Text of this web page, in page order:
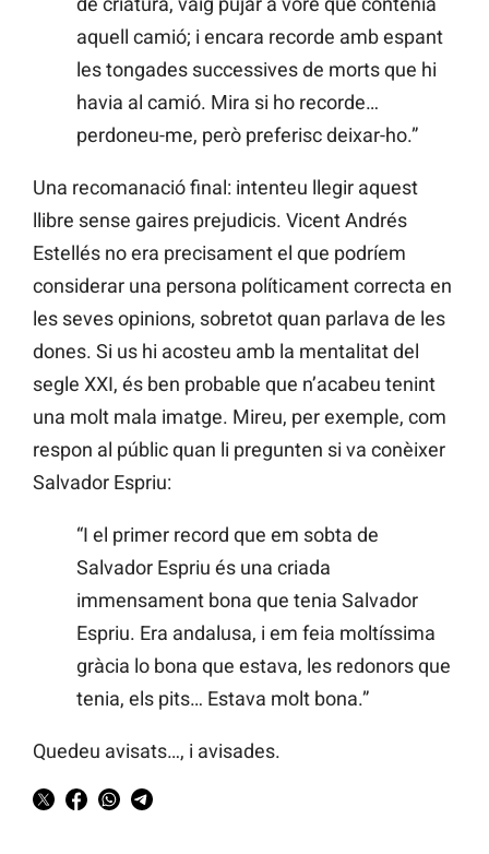
aquell camió; i encara recorde amb espant
les tongades successives de morts que hi
havia al camió. Mira si ho recorde…
perdoneu-me, però preferisc deixar-ho.”
Una recomanació final: intenteu llegir aquest
llibre sense gaires prejudicis. Vicent Andrés
Estellés no era precisament el que podríem
considerar una persona políticament correcta en
les seves opinions, sobretot quan parlava de les
dones. Si us hi acosteu amb la mentalitat del
segle XXI, és ben probable que n’acabeu tenint
una molt mala imatge. Mireu, per exemple, com
respon al públic quan li pregunten si va conèixer
Salvador Espriu:
“I el primer record que em sobta de
Salvador Espriu és una criada
immensament bona que tenia Salvador
Espriu. Era andalusa, i em feia moltíssima
gràcia lo bona que estava, les redonors que
tenia, els pits… Estava molt bona.”
Quedeu avisats…, i avisades.